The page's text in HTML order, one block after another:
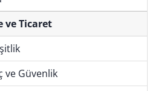
ve Ticaret
ve Güvenlik